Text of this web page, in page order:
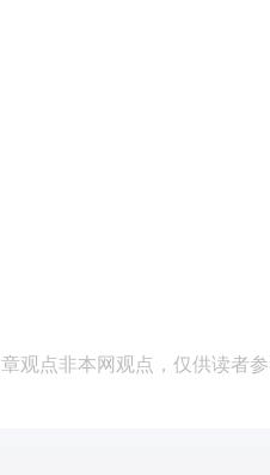
观点非本网观点，仅供读者参